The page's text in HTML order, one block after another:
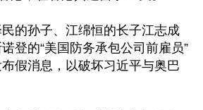
的孙子、江绵恒的长子江志成
登的“美国防务承包公司前雇员”
假消息，以破坏习近平与奥巴